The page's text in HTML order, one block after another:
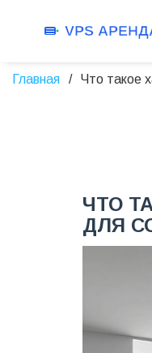
Главная Что такое
ЧТО
ДЛЯ